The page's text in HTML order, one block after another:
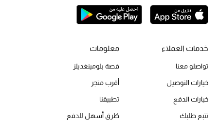
موضة نسائية
تسوقوا للنساء
الموسم الجديد
الحقائب النسائية
خدمات العملاء
تواصلو معنا
خيارات التوصيل
خيارات الدفع
تتبع طلبك
معلومات
قصة بلومينغديلز
أقرب متجر
تطبيقنا
طُرق أسهل للدفع